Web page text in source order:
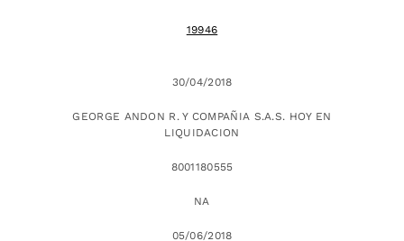
19946
30/04/2018
GEORGE ANDON R. Y COMPAÑIA S.A.S. HOY EN
LIQUIDACION
8001180555
NA
05/06/2018